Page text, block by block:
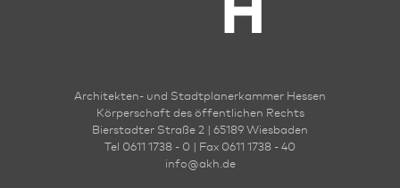
Architekten- und Stadt­planer­kammer Hessen
Körperschaft des öffentlichen Rechts
Bierstadter Straße 2 | 65189 Wies­ba­den
Tel 0611 1738 - 0 | Fax 0611 1738 - 40
info@akh.de